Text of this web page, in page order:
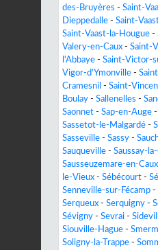
des-Bruyères - Saint-
Dieppedalle - Saint-
Saint-Vaast-la-Hougue -
Valery-en-Caux - Saint-
l'Abbaye - Saint-Victor-
Vigor-d'Ymonville -
Cramesnil - Saint-
Boulay - Sallenelles -
Saonnet - Sap-en-Auge -
Sassetot-le-Malgardé -
Sasseville - Sassy -
Sauqueville - Saussay-
Sausseuzemare-en-Caux
le-Vieux - Sébécourt -
Senneville-sur-Fécamp -
Serqueux - Serquigny -
Sévigny - Sevrai -
Siouville-Hague -
Soligny-la-Trappe -